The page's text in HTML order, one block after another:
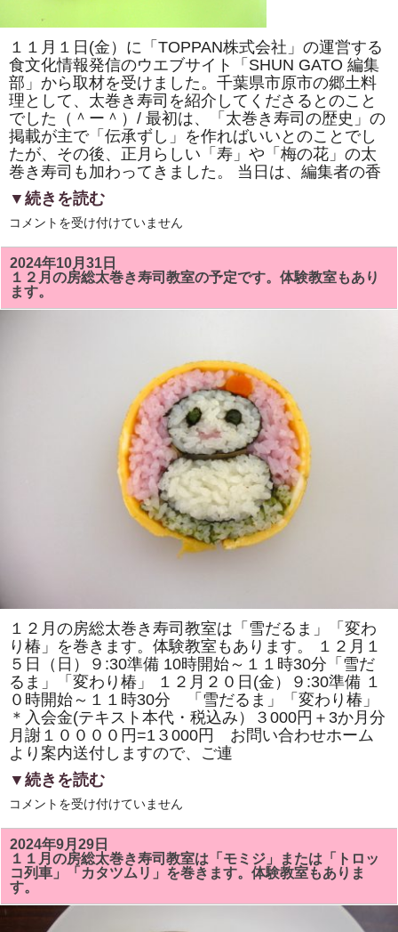
司
体
験
教
室」
で
「NHK
ワ
ー
ル
ド」
放
さ
て
い
る
「梅
の
花」
１１月１日(金）に「TOPPAN株式会社」の運営する
食文化情報発信のウエブサイト「SHUN GATO 編集
部」から取材を受けました。千葉県市原市の郷土料
理として、太巻き寿司を紹介してくださるとのこと
でした（＾ー＾）/ 最初は、「太巻き寿司の歴史」の
掲載が主で「伝承ずし」を作ればいいとのことでし
たが、その後、正月らしい「寿」や「梅の花」の太
巻き寿司も加わってきました。 当日は、編集者の香
▼続きを読む
「TOPPAN
式
会
社」
の
運
営
介
や
作
り
方
の
デ
モ
ン
ス
ト
レ
ー
ョ
を
ま
し
た！！
は
コメントを受け付けていません
2024年10月31日
１２月の房総太巻き寿司教室の予定です。体験教室もあり
ます。
１２月の房総太巻き寿司教室は「雪だるま」「変わ
り椿」を巻きます。体験教室もあります。 １２月１
５日（日）９:30準備 10時開始～１１時30分「雪だ
るま」「変わり椿」 １２月２０日(金）９:30準備 １
０時開始～１１時30分 「雪だるま」「変わり椿」
＊入会金(テキスト本代・税込み）３000円＋3か月分
月謝１００００円=1３000円 お問い合わせホーム
より案内送付しますので、ご連
▼続きを読む
１
月
の
房
総
太
巻
き
コメントを受け付けていません
2024年9月29日
１１月の房総太巻き寿司教室は「モミジ」または「トロッ
コ列車」「カタツムリ」を巻きます。体験教室もありま
す。